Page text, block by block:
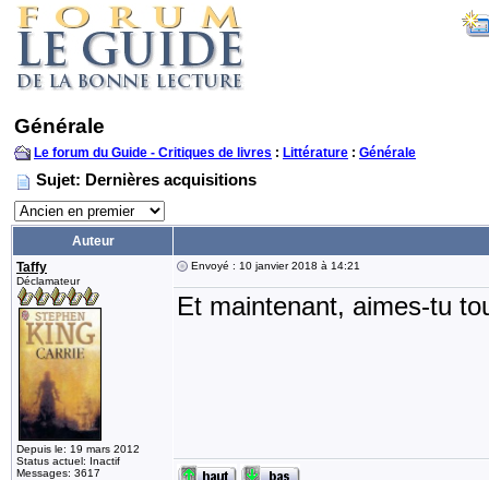
Générale
Le forum du Guide - Critiques de livres : Littérature : Générale
Sujet: Dernières acquisitions
Auteur
Taffy
Déclamateur
Depuis le: 19 mars 2012
Status actuel: Inactif
Messages: 3617
Envoyé : 10 janvier 2018 à 14:21
Et maintenant, aimes-tu